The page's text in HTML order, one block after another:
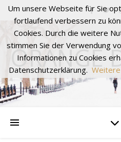
ORANGE
Um unsere Webseite für Sie
fortlaufend verbessern zu
Cookies. Durch die weitere
stimmen Sie der Verwendung
Informationen zu Cookies
Datenschutzerklärung.